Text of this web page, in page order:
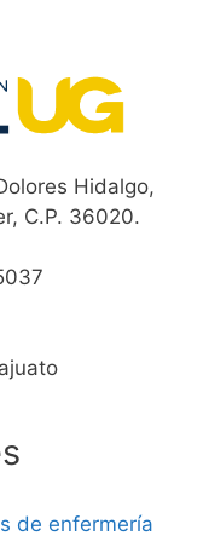
Hidalgo,
C.P. 36020.
de enfermería